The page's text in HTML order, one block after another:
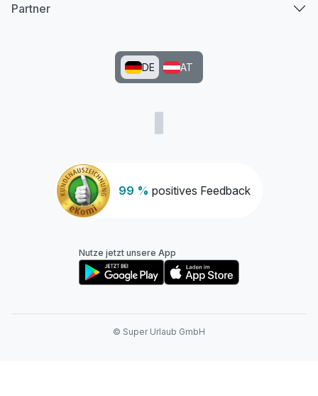
99 % positives Feedback
Partner
DE AT
Nutze jetzt unsere App
© Super Urlaub GmbH